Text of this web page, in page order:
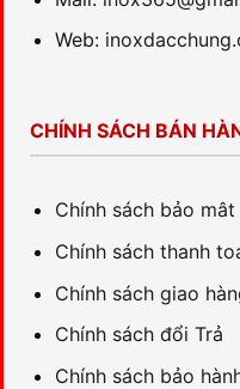
Web:
CHÍNH SÁCH BÁN
Chính sách bảo mât
Chính sách thanh
Chính sách giao
Chính sách đổi Trả
Chính sách bảo